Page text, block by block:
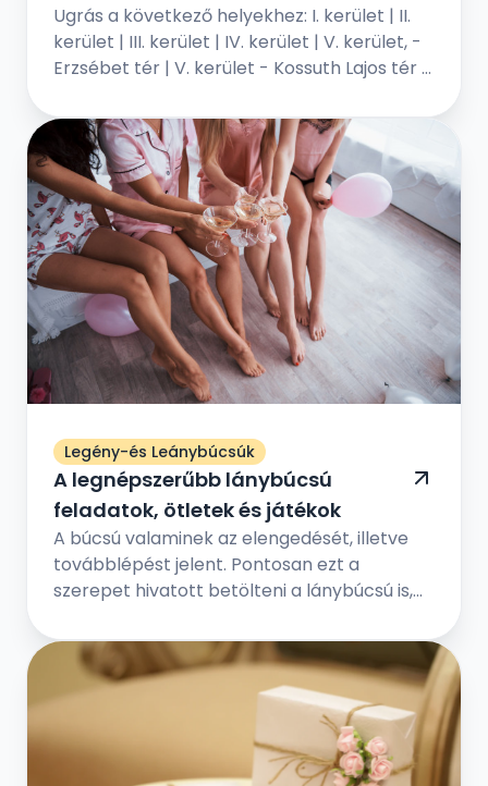
Ugrás a következő helyekhez: I. kerület | II.
kerület | III. kerület | IV. kerület | V. kerület, -
Erzsébet tér | V. kerület - Kossuth Lajos tér |
Legény-és Leánybúcsúk
A legnépszerűbb lánybúcsú
feladatok, ötletek és játékok
A búcsú valaminek az elengedését, illetve
továbblépést jelent. Pontosan ezt a
szerepet hivatott betölteni a lánybúcsú is,
menyasszony örökre hátat fordít régi
életének, és feleséggé válik. Ám előtte még
egy utolsó közös eseményt tart a
legkedvesebb barátnőivel, a hol vicces
játékokkal, fontos kérdés-válaszokkal, és
egy fergeteges bulival ünneplik meg a régi